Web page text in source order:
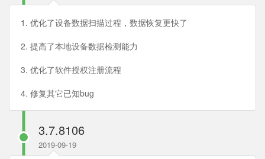
1. 优化了设备数据扫描过程，数据恢复更快了
2. 提高了本地设备数据检测能力
3. 优化了软件授权注册流程
4. 修复其它已知bug
3.7.8106
2019-09-19